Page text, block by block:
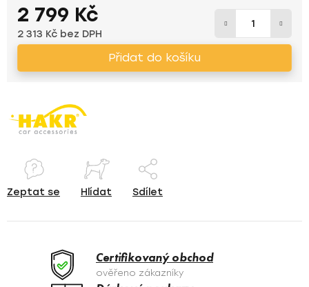
2 799 Kč
2 313 Kč bez DPH
Přidat do košíku
Zeptat se Hlídat Sdílet
Certifikovaný obchod
ověřeno zákazníky